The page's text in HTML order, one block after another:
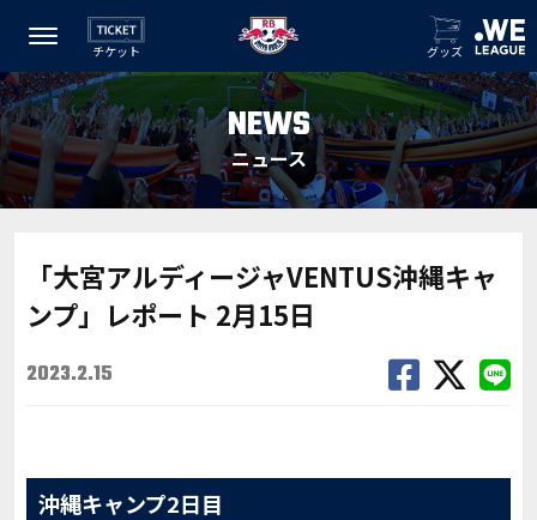
チケット グッズ
NEWS
ニュース
「大宮アルディージャVENTUS沖縄キャ
ンプ」レポート 2月15日
2023.2.15
沖縄キャンプ2日目